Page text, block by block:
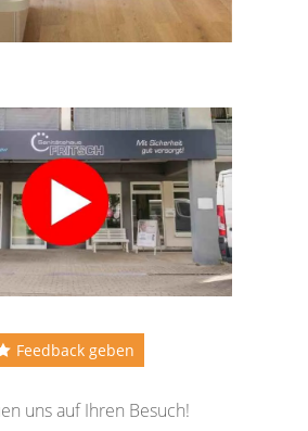
Feedback geben
uns auf Ihren Besuch!